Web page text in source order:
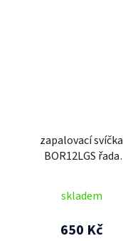
zapalovací svíčka
BOR12LGS řada
skladem
650 Kč